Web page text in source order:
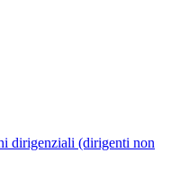
dirigenziali (dirigenti non